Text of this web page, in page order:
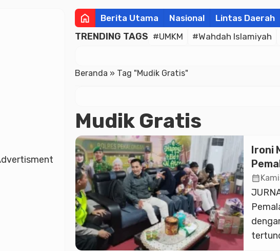
home Berita Utama Nasional Lintas Daerah
TRENDING TAGS #UMKM #Wahdah Islamiyah
Beranda » Tag "Mudik Gratis"
Mudik Gratis
Ironi
calendar_month